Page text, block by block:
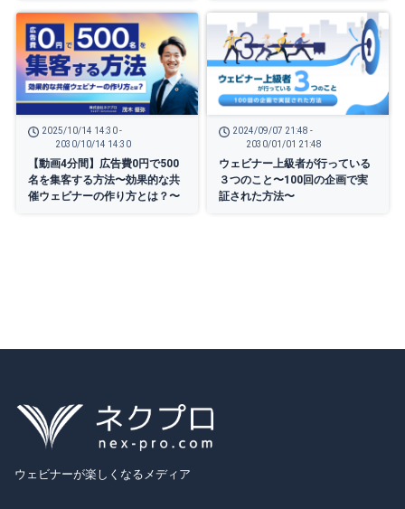
2025/10/14 14:30 -
2030/10/14 14:30
【動画4分間】広告費0円で500
名を集客する方法〜効果的な共
催ウェビナーの作り方とは？〜
2024/09/07 21:48 -
2030/01/01 21:48
ウェビナー上級者が行っている
３つのこと〜100回の企画で実
証された方法〜
ウェビナーが楽しくなるメディア